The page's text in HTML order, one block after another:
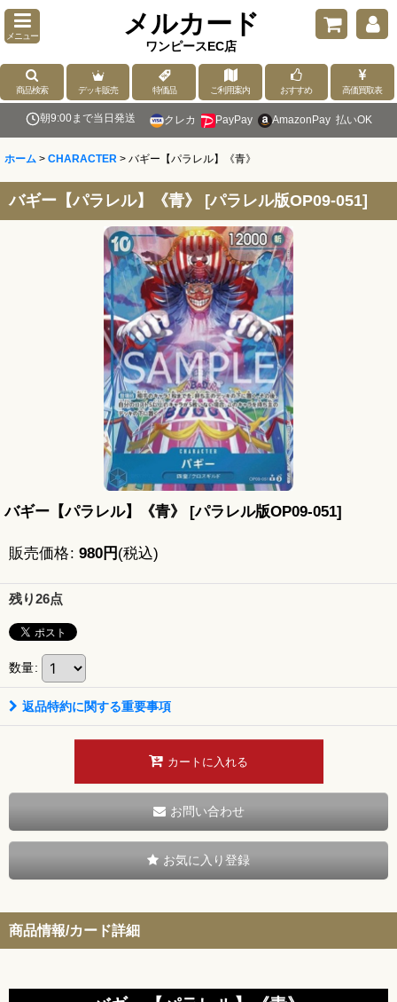
メニュー メルカード
ワンピースEC店
商品検索 デッキ販売 特価品 ご利用案内 おすすめ 高価買取表
朝9:00まで当日発送 クレカ PayPay AmazonPay 払いOK
ホーム > CHARACTER > バギー【パラレル】《青》
バギー【パラレル】《青》 [パラレル版OP09-051]
バギー【パラレル】《青》 [パラレル版OP09-051]
販売価格: 980円 (税込)
残り26点
数量:
返品特約に関する重要事項
カートに入れる
お問い合わせ
お気に入り登録
商品情報/カード詳細